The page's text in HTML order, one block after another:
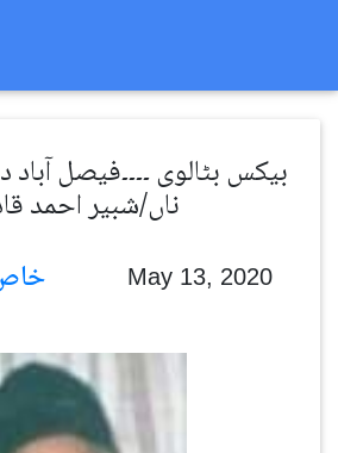
بیکس بٹالوی ۔۔۔۔فیصل آباد
ناں/شبیر احمد
May 13, 2020